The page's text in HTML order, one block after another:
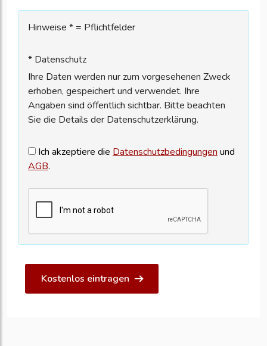
Hinweise * = Pflichtfelder
* Datenschutz
Ihre Daten werden nur zum vorgesehenen Zweck
erhoben, gespeichert und verwendet. Ihre
Angaben sind öffentlich sichtbar. Bitte beachten
Sie die Details der Datenschutzerklärung.
Ich akzeptiere die Datenschutzbedingungen und
AGB.
Kostenlos eintragen